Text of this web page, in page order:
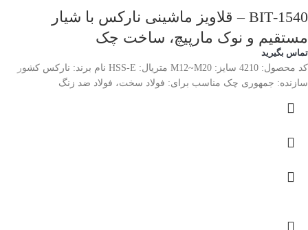
1540-BIT – قلاویز ماشینی نارکس با شیار
مستقیم و نوک مارپیچ، ساخت چک
تماس بگیرید
کد محصول: 4210 سایز: M12~M20 متریال: HSS-E نام برند: نارکس کشور
سازنده: جمهوری چک مناسب برای: فولاد سخت، فولاد ضد زنگ